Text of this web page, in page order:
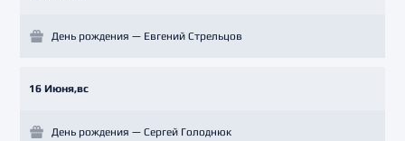
День рождения — Евгений Стрельцов
16 Июня,вс
День рождения — Сергей Голоднюк